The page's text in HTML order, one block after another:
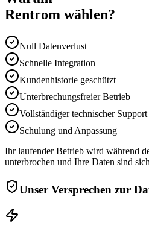
Rentrom wählen?
Null Datenverlust
Schnelle Integration
Kundenhistorie geschützt
Unterbrechungsfreier Betrieb
Vollständiger technischer Support
Schulung und Anpassung
Ihr laufender Betrieb wird während
unterbrochen und Ihre Daten sind
Unser Versprechen zur